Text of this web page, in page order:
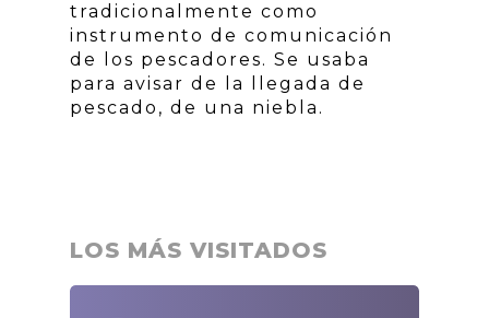
tradicionalmente como
instrumento de comunicación
de los pescadores. Se usaba
para avisar de la llegada de
pescado, de una niebla.
LOS MÁS VISITADOS